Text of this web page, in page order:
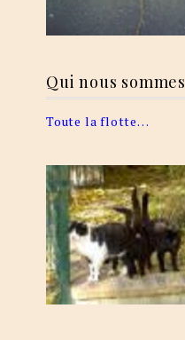
Qui nous sommes
Toute la flotte…